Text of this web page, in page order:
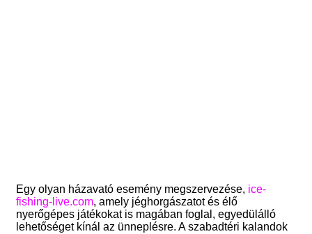
Egy olyan házavató esemény megszervezése, ice-
fishing-live.com, amely jéghorgászatot és élő
nyerőgépes játékokat is magában foglal, egyedülálló
lehetőséget kínál az ünneplésre. A szabadtéri kalandok